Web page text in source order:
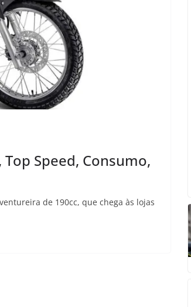
Top Speed, Consumo,
de 190cc, que chega às lojas